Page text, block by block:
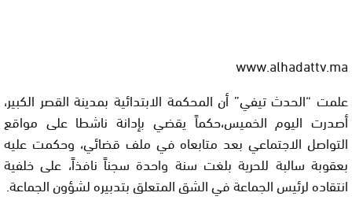
www.alhadattv.ma
علمت “الحدث تيفي” أن المحكمة الابتدائية بمدينة القصر الكبير،
أصدرت اليوم الخميس،حكماً يقضي بإدانة ناشطا على مواقع
التواصل الاجتماعي بعد متابعاه في ملف قضائي، وحكمت عليه
بعقوبة سالبة للحرية بلغت سنة واحدة سجناً نافذاً، على خلفية
انتقاده لرئيس الجماعة في الشق المتعلق بتدبيره لشؤون الجماعة.